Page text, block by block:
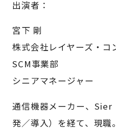
出演者：
宮下 剛
株式会社レイヤーズ・コ
SCM事業部
シニアマネージャー
通信機器メーカー、Sier
発／導入）を経て、現職